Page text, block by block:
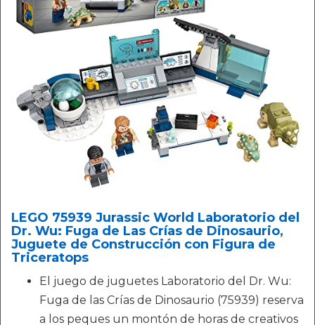
LEGO 75939 Jurassic World Laboratorio del
Dr. Wu: Fuga de Las Crías de Dinosaurio,
Juguete de Construcción con Figura de
Triceratops
El juego de juguetes Laboratorio del Dr. Wu:
Fuga de las Crías de Dinosaurio (75939) reserva
a los peques un montón de horas de creativos